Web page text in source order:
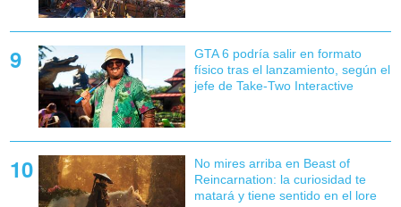
GTA 6 podría salir en formato
físico tras el lanzamiento, según el
jefe de Take-Two Interactive
No mires arriba en Beast of
Reincarnation: la curiosidad te
matará y tiene sentido en el lore